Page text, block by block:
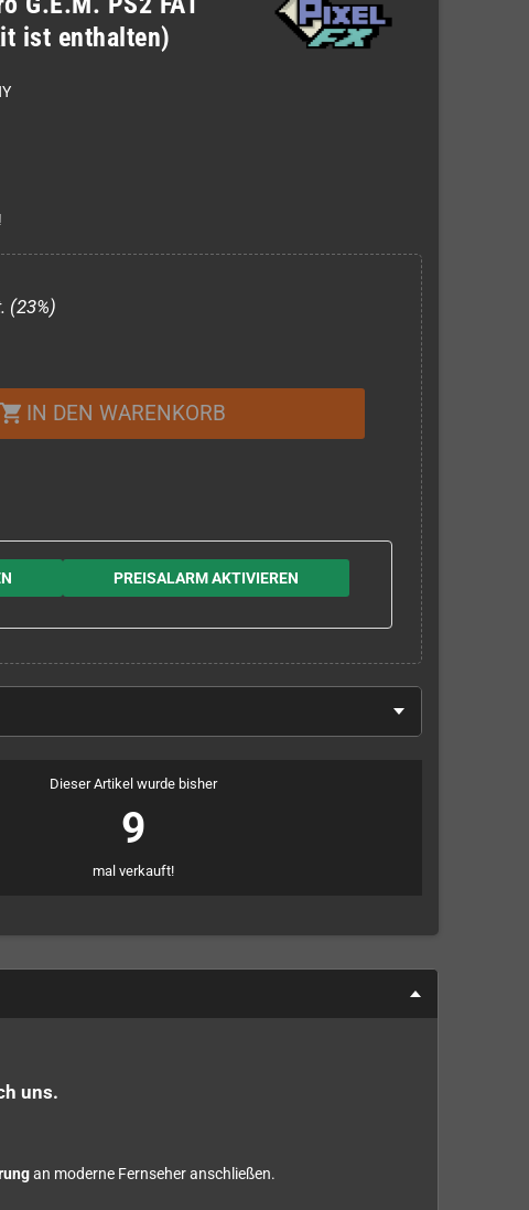
ist enthalten)
(23%)
shopping_cart IN DEN WARENKORB
PREISALARM AKTIVIEREN
Dieser Artikel wurde bisher
9
mal verkauft!
uns.
an moderne Fernseher anschließen.